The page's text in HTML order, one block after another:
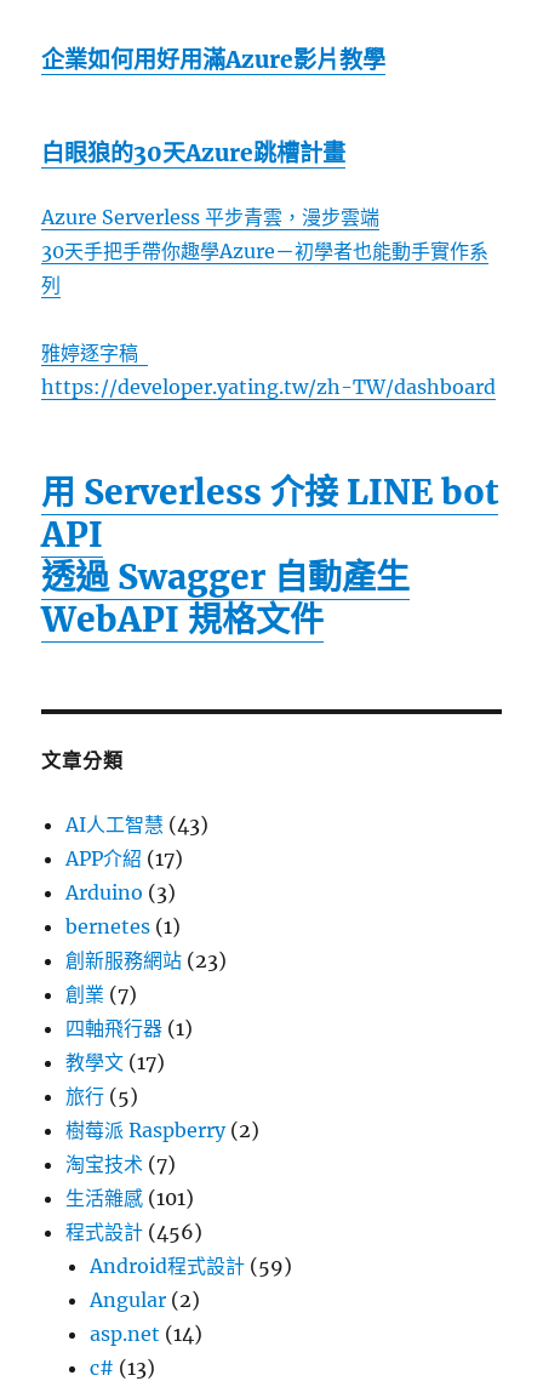
企業如何用好用滿Azure影片教學
白眼狼的30天Azure跳槽計畫
Azure Serverless 平步青雲，漫步雲端
30天手把手帶你趣學Azure－初學者也能動手實作系
列
雅婷逐字稿
https://developer.yating.tw/zh-TW/dashboard
用 Serverless 介接 LINE bot
API
透過 Swagger 自動產生
WebAPI 規格文件
文章分類
AI人工智慧 (43)
APP介紹 (17)
Arduino (3)
bernetes (1)
創新服務網站 (23)
創業 (7)
四軸飛行器 (1)
教學文 (17)
旅行 (5)
樹莓派 Raspberry(2)
淘宝技术 (7)
生活雜感 (101)
程式設計 (456)
Android程式設計 (59)
Angular (2)
asp.net (14)
c# (13)